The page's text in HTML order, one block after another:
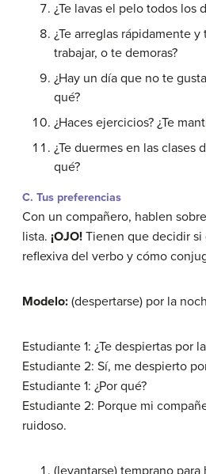
¿Te lavas el pelo todos los
¿Te arreglas rápidamente y
trabajar, o te demoras?
¿Hay un día que no te
qué?
¿Haces ejercicios? ¿Te
¿Te duermes en las clases
qué?
C. Tus preferencias
Con un compañero, hablen
lista. ¡OJO! Tienen que decidir si
reflexiva del verbo y cómo
Modelo: (despertarse) por la
Estudiante 1: ¿Te despiertas por
Estudiante 2: Sí, me despierto
Estudiante 1: ¿Por qué?
Estudiante 2: Porque mi
ruidoso.
(levantarse) temprano para